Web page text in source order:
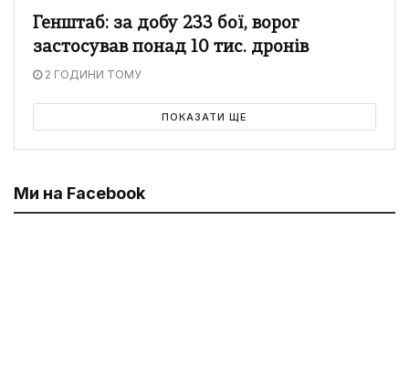
Генштаб: за добу 233 бої, ворог
застосував понад 10 тис. дронів
2 ГОДИНИ ТОМУ
ПОКАЗАТИ ЩЕ
Ми на Facebook